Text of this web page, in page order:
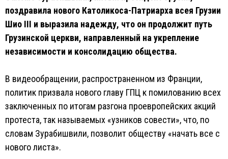
поздравила нового Католикоса-Патриарха всея Грузии
Шио III и выразила надежду, что он продолжит путь
Грузинской церкви, направленный на укрепление
независимости и консолидацию общества.
В видеообращении, распространенном из Франции,
политик призвала нового главу ГПЦ к помилованию всех
заключенных по итогам разгона проевропейских акций
протеста, так называемых «узников совести», что, по
словам Зурабишвили, позволит обществу «начать все с
нового листа».